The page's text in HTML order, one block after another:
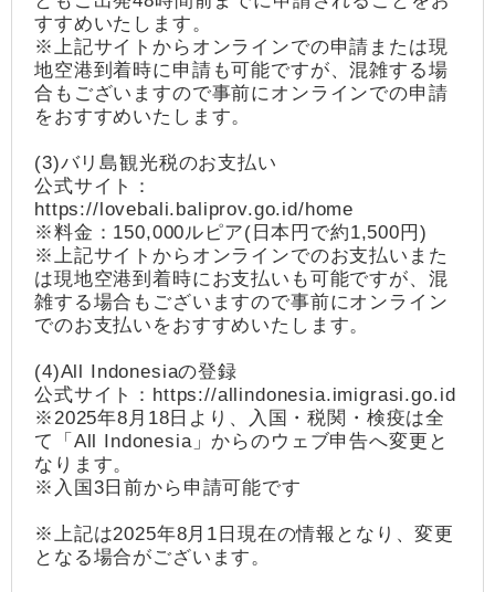
すすめいたします。
※上記サイトからオンラインでの申請または現
地空港到着時に申請も可能ですが、混雑する場
合もございますので事前にオンラインでの申請
をおすすめいたします。
(3)バリ島観光税のお支払い
公式サイト：
https://lovebali.baliprov.go.id/home
※料金：150,000ルピア(日本円で約1,500円)
※上記サイトからオンラインでのお支払いまた
は現地空港到着時にお支払いも可能ですが、混
雑する場合もございますので事前にオンライン
でのお支払いをおすすめいたします。
(4)All Indonesiaの登録
公式サイト：https://allindonesia.imigrasi.go.id
※2025年8月18日より、入国・税関・検疫は全
て「All Indonesia」からのウェブ申告へ変更と
なります。
※入国3日前から申請可能です
※上記は2025年8月1日現在の情報となり、変更
となる場合がございます。